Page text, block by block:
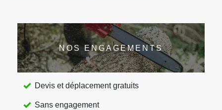
NOS ENGAGEMENTS
Devis et déplacement gratuits
Sans engagement